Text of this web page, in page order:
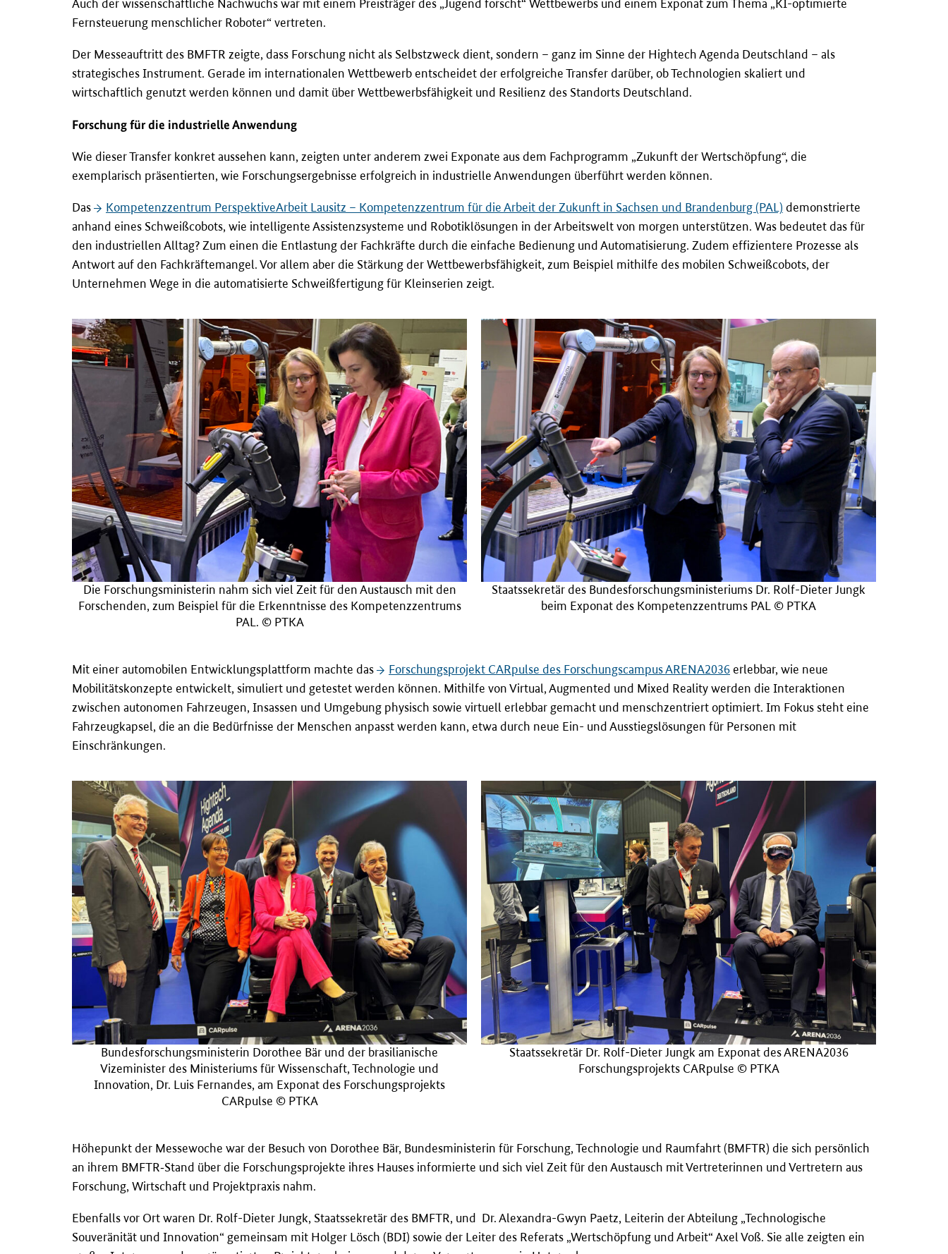
Auch der wissenschaftliche Nachwuchs war mit einem Preisträger des „Jugend forscht“ Wettbewerbs und einem Exponat zum Thema „KI-optimierte
Fernsteuerung menschlicher Roboter“ vertreten.
Der Messeauftritt des BMFTR zeigte, dass Forschung nicht als Selbstzweck dient, sondern – ganz im Sinne der Hightech Agenda Deutschland – als
strategisches Instrument. Gerade im internationalen Wettbewerb entscheidet der erfolgreiche Transfer darüber, ob Technologien skaliert und
wirtschaftlich genutzt werden können und damit über Wettbewerbsfähigkeit und Resilienz des Standorts Deutschland.
Forschung für die industrielle Anwendung
Wie dieser Transfer konkret aussehen kann, zeigten unter anderem zwei Exponate aus dem Fachprogramm „Zukunft der Wertschöpfung“, die
exemplarisch präsentierten, wie Forschungsergebnisse erfolgreich in industrielle Anwendungen überführt werden können.
Das Kompetenzzentrum PerspektiveArbeit Lausitz – Kompetenzzentrum für die Arbeit der Zukunft in Sachsen und Brandenburg (PAL) demonstrierte
anhand eines Schweißcobots, wie intelligente Assistenzsysteme und Robotiklösungen in der Arbeitswelt von morgen unterstützen. Was bedeutet das für
den industriellen Alltag? Zum einen die Entlastung der Fachkräfte durch die einfache Bedienung und Automatisierung. Zudem effizientere Prozesse als
Antwort auf den Fachkräftemangel. Vor allem aber die Stärkung der Wettbewerbsfähigkeit, zum Beispiel mithilfe des mobilen Schweißcobots, der
Unternehmen Wege in die automatisierte Schweißfertigung für Kleinserien zeigt.
Die Forschungsministerin nahm sich viel Zeit für den Austausch mit den
Forschenden, zum Beispiel für die Erkenntnisse des Kompetenzzentrums
PAL. © PTKA
Staatssekretär des Bundesforschungsministeriums Dr. Rolf-Dieter Jungk
beim Exponat des Kompetenzzentrums PAL © PTKA
Mit einer automobilen Entwicklungsplattform machte das Forschungsprojekt CARpulse des Forschungscampus ARENA2036 erlebbar, wie neue
Mobilitätskonzepte entwickelt, simuliert und getestet werden können. Mithilfe von Virtual, Augmented und Mixed Reality werden die Interaktionen
zwischen autonomen Fahrzeugen, Insassen und Umgebung physisch sowie virtuell erlebbar gemacht und menschzentriert optimiert. Im Fokus steht eine
Fahrzeugkapsel, die an die Bedürfnisse der Menschen anpasst werden kann, etwa durch neue Ein- und Ausstiegslösungen für Personen mit
Einschränkungen.
Bundesforschungsministerin Dorothee Bär und der brasilianische
Vizeminister des Ministeriums für Wissenschaft, Technologie und
Innovation, Dr. Luis Fernandes, am Exponat des Forschungsprojekts
CARpulse © PTKA
Staatssekretär Dr. Rolf-Dieter Jungk am Exponat des ARENA2036
Forschungsprojekts CARpulse © PTKA
Höhepunkt der Messewoche war der Besuch von Dorothee Bär, Bundesministerin für Forschung, Technologie und Raumfahrt (BMFTR) die sich persönlich
an ihrem BMFTR‑Stand über die Forschungsprojekte ihres Hauses informierte und sich viel Zeit für den Austausch mit Vertreterinnen und Vertretern aus
Forschung, Wirtschaft und Projektpraxis nahm.
Ebenfalls vor Ort waren Dr. Rolf-Dieter Jungk, Staatssekretär des BMFTR, und Dr. Alexandra-Gwyn Paetz, Leiterin der Abteilung „Technologische
Souveränität und Innovation“ gemeinsam mit Holger Lösch (BDI) sowie der Leiter des Referats „Wertschöpfung und Arbeit“ Axel Voß. Sie alle zeigten ein